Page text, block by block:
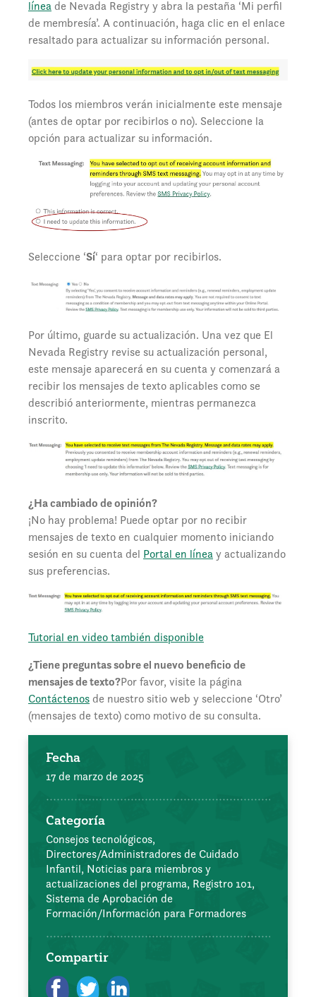
líneade Nevada Registry y abra la pestaña ‘Mi perfil
de membresía’. A continuación, haga clic en el enlace
resaltado para actualizar su información personal.
Todos los miembros verán inicialmente este mensaje
(antes de optar por recibirlos o no). Seleccione la
opción para actualizar su información.
Seleccione ‘Sí‘ para optar por recibirlos.
Por último, guarde su actualización. Una vez que El
Nevada Registry revise su actualización personal,
este mensaje aparecerá en su cuenta y comenzará a
recibir los mensajes de texto aplicables como se
describió anteriormente, mientras permanezca
inscrito.
¿Ha cambiado de opinión?
¡No hay problema! Puede optar por no recibir
mensajes de texto en cualquier momento iniciando
sesión en su cuenta del Portal en líneay actualizando
sus preferencias.
Tutorial en video también disponible
¿Tiene preguntas sobre el nuevo beneficio de
mensajes de texto?Por favor, visite la página
Contáctenosde nuestro sitio web y seleccione ‘Otro’
(mensajes de texto) como motivo de su consulta.
Fecha
17 de marzo de 2025
Categoría
Consejos tecnológicos,
Directores/Administradores de Cuidado
Infantil, Noticias para miembros y
actualizaciones del programa, Registro 101,
Sistema de Aprobación de
Formación/Información para Formadores
Compartir